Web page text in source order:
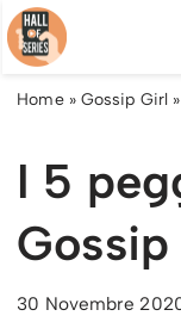
Vai
al
Home» Gossip Girl »
I 5
30 Novembre